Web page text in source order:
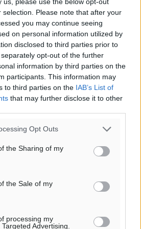
Please note that after your
you may continue seeing
on personal information utilized by
disclosed to third parties prior to
opt-out of the further
information by third parties on the
participants. This information may
to third parties on the IAB’s List of
that may further disclose it to other
Opt Outs
the Sharing of my
the Sale of my
processing my
Advertising.